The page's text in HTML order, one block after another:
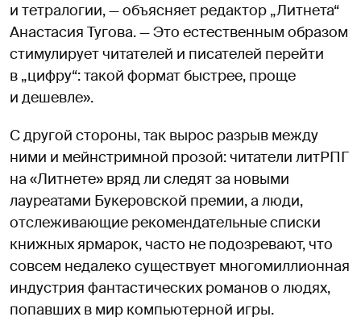
и тетралогии, — объясняет редактор „Литнета“
Анастасия Тугова. — Это естественным образом
стимулирует читателей и писателей перейти
в „цифру“: такой формат быстрее, проще
и дешевле».
С другой стороны, так вырос разрыв между
ними и мейнстримной прозой: читатели литРПГ
на «Литнете» вряд ли следят за новыми
лауреатами Букеровской премии, а люди,
отслеживающие рекомендательные списки
книжных ярмарок, часто не подозревают, что
совсем недалеко существует многомиллионная
индустрия фантастических романов о людях,
попавших в мир компьютерной игры.